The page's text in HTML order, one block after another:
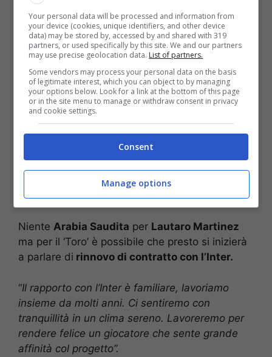
L’Arabia è un mercato ricco di tentazioni, e
anche Lautaro ha ricevuto proposte. Ma vi dico
che le ha ricevute anche da altri club importanti.
Quando gli dico di queste possibilità mi dice
“Inter Ale, Inter”. L’affinità con tifosi e società è
totale: il suo senso di appartenenza è
fondamentale. Lautaro non ha ascoltato niente
Rinnovo Lautaro con l’Inter:
annuncio dell’agente
Niente Arabia Saudita per Lautaro Martinez
ma per il ‘Toro’ è possibile che presto si inizierà
a parlare di rinnovo di contratto con l’Inter.
“Il rapporto con l’Inter è familiare, lavoriamo
insieme da molti anni. Ci sentiremo con
tranquillità in un clima sereno. Lavoreremo per
rendere felice un giocatore che sente grande
affinità col progetto”.
Your personal data will be processed and information from
your device (cookies, unique identifiers, and other device
data) may be stored by, accessed by and shared with 319
partners, or used specifically by this site. We and our partners
may use precise geolocation data. List of partners.
Some vendors may process your personal data on the basis
of legitimate interest, which you can object to by managing
your options below. Look for a link at the bottom of this page
or in the site menu to manage or withdraw consent in privacy
and cookie settings.
Consent
Manage options